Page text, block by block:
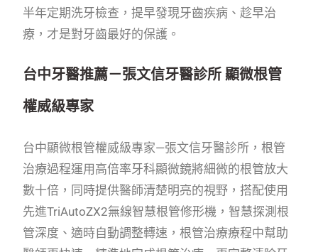
半年定期洗牙檢查，提早發現牙齒疾病、趁早治
療，才是對牙齒最好的保護。
台中牙醫推薦－張文信牙醫診所 顯微根管
權威級專家
台中顯微根管權威級專家—張文信牙醫診所，根管
治療過程運用高倍率牙科顯微鏡將細微的根管放大
數十倍，同時提供醫師清楚明亮的視野，搭配使用
先進TriAutoZX2無線智慧根管修形機，智慧探測根
管深度、適時自動調整轉速，根管治療療程中幫助